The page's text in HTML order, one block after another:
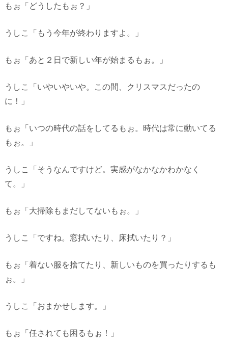
もぉ「どうしたもぉ？」
うしこ「もう今年が終わりますよ。」
もぉ「あと２日で新しい年が始まるもぉ。」
うしこ「いやいやいや。この間、クリスマスだったの
に！」
もぉ「いつの時代の話をしてるもぉ。時代は常に動いてる
もぉ。」
うしこ「そうなんですけど。実感がなかなかわかなく
て。」
もぉ「大掃除もまだしてないもぉ。」
うしこ「ですね。窓拭いたり、床拭いたり？」
もぉ「着ない服を捨てたり、新しいものを買ったりするも
ぉ。」
うしこ「おまかせします。」
もぉ「任されても困るもぉ！」